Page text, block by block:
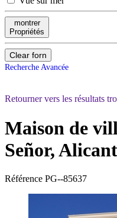
montrer
Propriétés
Clear forn
Recherche Avancée
Retourner vers les résultats
Maison de
Señor,
Référence PG--85637